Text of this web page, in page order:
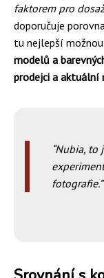
faktorem pro
doporučuje
tu nejlepší
modelů a
prodejci a aktuální
Nubia, to
fotografie.